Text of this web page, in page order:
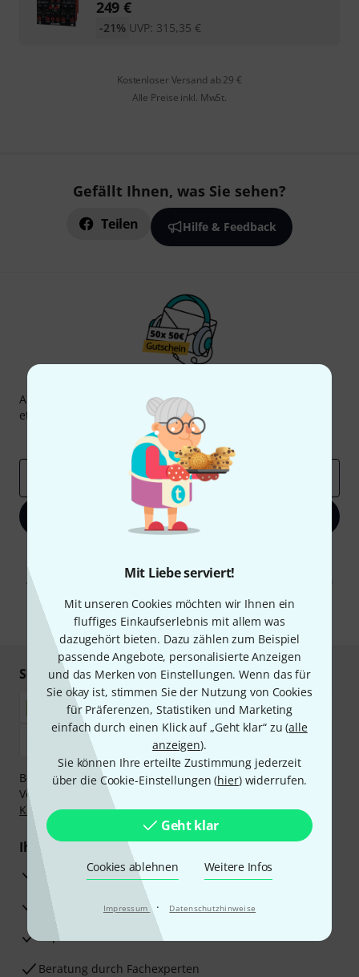
Mit Liebe serviert!
Mit unseren Cookies möchten wir Ihnen ein
fluffiges Einkaufserlebnis mit allem was
dazugehört bieten. Dazu zählen zum Beispiel
passende Angebote, personalisierte Anzeigen
und das Merken von Einstellungen. Wenn das für
Sie okay ist, stimmen Sie der Nutzung von Cookies
für Präferenzen, Statistiken und Marketing
einfach durch einen Klick auf „Geht klar“ zu (alle
anzeigen).
Sie können Ihre erteilte Zustimmung jederzeit
über die Cookie-Einstellungen (hier) widerrufen.
Geht klar
Cookies ablehnen Weitere Infos
Impressum · Datenschutzhinweise
249 €
UVP: 315,35 €
-21%
Kostenloser Versand ab 29 €
Alle Preise inkl. MwSt.
Gefällt Ihnen, was Sie sehen?
Teilen Hilfe & Feedback
Abonniere den Thomann Newsletter und gewinne mit
etwas Glück einen von
50 Gutscheinen
Inspirierende Beiträge
Deals
Jetzt anmelden
Werbung und einer Messung des E-Mail-Nutzungsverhaltens zu. Die
Abmeldung ist jederzeit möglich. Weitere Informationen finden Sie in
* Pflichtfeld
Sicher einkaufen & bezahlen
Bezahlen Sie vertraulich und sicher per Nachnahme,
Vorkasse, PayPal, Amazon Pay,
Klarna Ratenzahlungoder Kreditkarte.
Ihre Vorteile
3 Jahre Thomann Garantie
30 Tage Money-Back-Garantie
Beratung durch Fachexperten